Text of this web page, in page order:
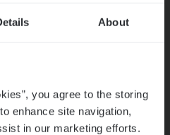
About
you agree to the storing
enhance site navigation,
in our marketing efforts.
en Aurélie elkaar